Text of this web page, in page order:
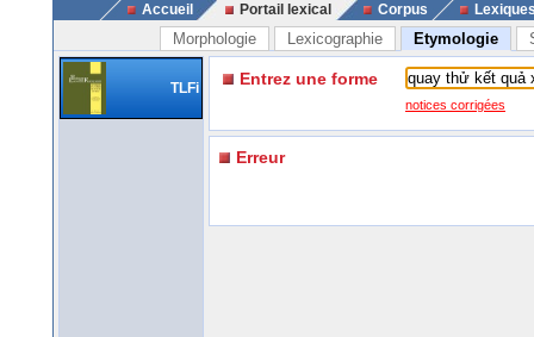
Accueil Portail lexical Corpus
Morphologie Lexicographie Etymologie
TLFi Entrez une forme
notices corrigées
Erreur